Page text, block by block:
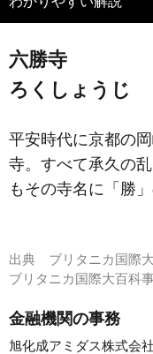
六勝寺
ろくしょうじ
平安時代に京都の
寺。すべて承久の
もその寺名に「勝
出典 ブリタニカ国際
ブリタニカ国際大百
金融機関の事務
旭化成アミダス株式会社